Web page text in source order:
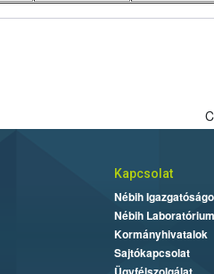
Kapcsolat
Nébih
Nébih
Kormányhivatalok
Sajtókapcsolat